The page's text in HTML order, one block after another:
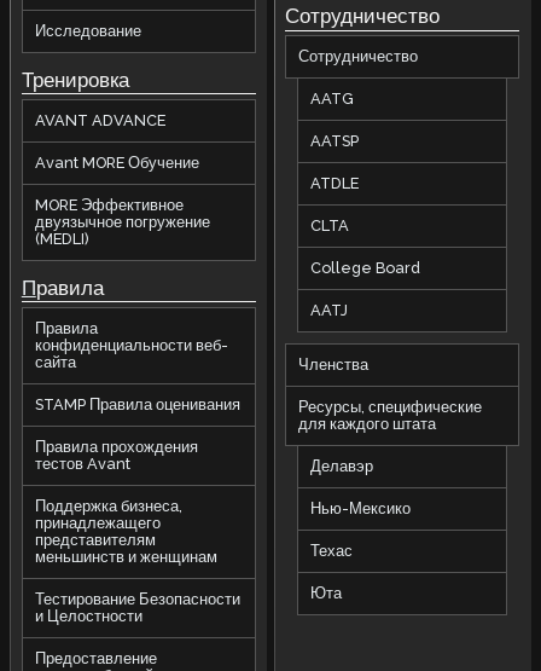
Исследование
Тренировка
AVANT ADVANCE
Avant MORE Обучение
MORE Эффективное
двуязычное погружение
(MEDLI)
Правила
Правила
конфиденциальности веб-
сайта
STAMP Правила оценивания
Правила прохождения
тестов Avant
Поддержка бизнеса,
принадлежащего
представителям
меньшинств и женщинам
Тестирование Безопасности
и Целостности
Предоставление
Сотрудничество
Сотрудничество
AATG
AATSP
ATDLE
CLTA
College Board
AATJ
Членства
Ресурсы, специфические
для каждого штата
Делавэр
Нью-Мексико
Техас
Юта